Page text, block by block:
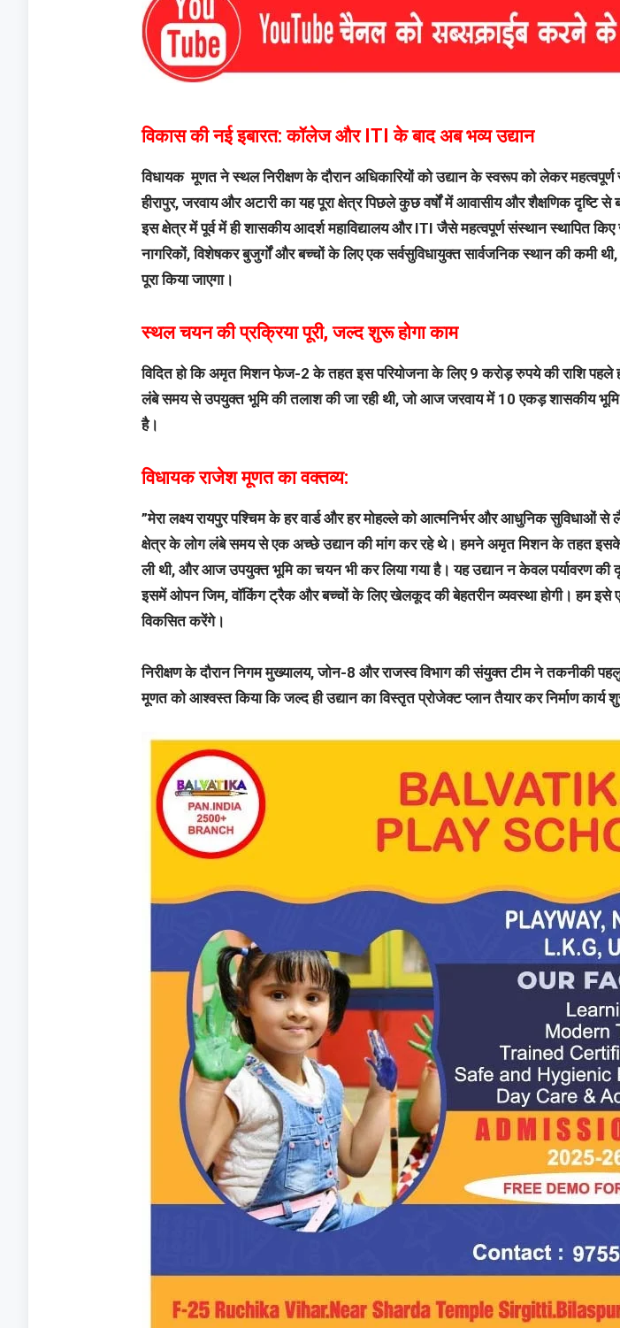
​विकास की नई इबारत: कॉलेज और ITI के बाद अब भव्य उद्यान
विधायक मूणत ने स्थल निरीक्षण के दौरान अधिकारियों को उद्यान के स्वरूप को लेकर महत्वपूर्ण
हीरापुर, जरवाय और अटारी का यह पूरा क्षेत्र पिछले कुछ वर्षों में आवासीय और शैक्षणिक
इस क्षेत्र में पूर्व में ही शासकीय आदर्श महाविद्यालय और ITI जैसे महत्वपूर्ण संस्थान स्थापित
नागरिकों, विशेषकर बुजुर्गों और बच्चों के लिए एक सर्वसुविधायुक्त सार्वजनिक स्थान की कमी
पूरा किया जाएगा।
​स्थल चयन की प्रक्रिया पूरी, जल्द शुरू होगा काम
विदित हो कि अमृत मिशन फेज-2 के तहत इस परियोजना के लिए 9 करोड़ रुपये की राशि पहले
लंबे समय से उपयुक्त भूमि की तलाश की जा रही थी, जो आज जरवाय में 10 एकड़ शासकीय
है।
​विधायक राजेश मूणत का वक्तव्य:
​”मेरा लक्ष्य रायपुर पश्चिम के हर वार्ड और हर मोहल्ले को आत्मनिर्भर और आधुनिक सुविधाओं से
क्षेत्र के लोग लंबे समय से एक अच्छे उद्यान की मांग कर रहे थे। हमने अमृत मिशन के तहत इसके
ली थी, और आज उपयुक्त भूमि का चयन भी कर लिया गया है। यह उद्यान न केवल पर्यावरण की
इसमें ओपन जिम, वॉकिंग ट्रैक और बच्चों के लिए खेलकूद की बेहतरीन व्यवस्था होगी। हम इसे
विकसित करेंगे।
निरीक्षण के दौरान निगम मुख्यालय, जोन-8 और राजस्व विभाग की संयुक्त टीम ने तकनीकी
मूणत को आश्वस्त किया कि जल्द ही उद्यान का विस्तृत प्रोजेक्ट प्लान तैयार कर निर्माण कार्य